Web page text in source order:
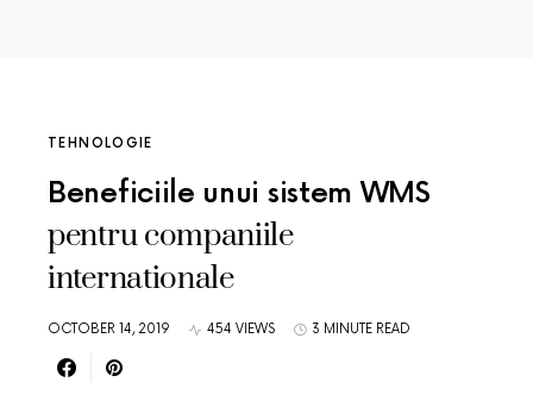
TEHNOLOGIE
Beneficiile unui sistem WMS
pentru companiile
internationale
OCTOBER 14, 2019 454 VIEWS 3 MINUTE READ